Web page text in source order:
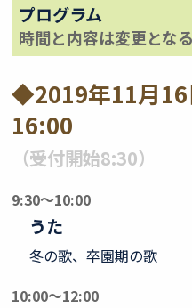
プログラム
時間と内容は変更とな
◆2019年11月
16:00
（受付開始8:30）
9:30～10:00
うた
冬の歌、卒園期の歌
10:00～12:00